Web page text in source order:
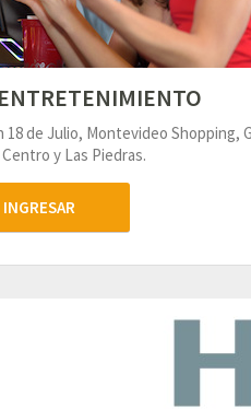
de Julio, Montevideo Shopping,
y Las Piedras.
INGRESAR